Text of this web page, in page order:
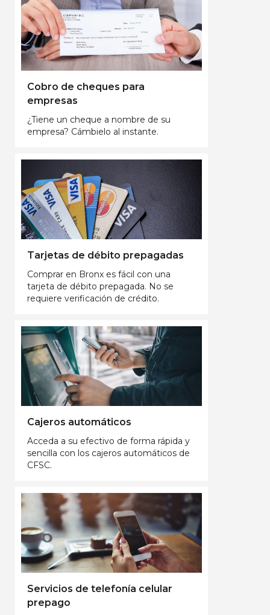
Cobro de cheques para
empresas
¿Tiene un cheque a nombre de su
empresa? Cámbielo al instante.
Tarjetas de débito prepagadas
Comprar en Bronx es fácil con una
tarjeta de débito prepagada. No se
requiere verificación de crédito.
Cajeros automáticos
Acceda a su efectivo de forma rápida y
sencilla con los cajeros automáticos de
CFSC.
Servicios de telefonía celular
prepago